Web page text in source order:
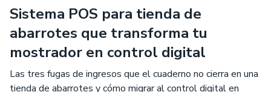
Sistema POS para tienda de
abarrotes que transforma tu
mostrador en control digital
Las tres fugas de ingresos que el cuaderno no cierra en una
tienda de abarrotes y cómo migrar al control digital en